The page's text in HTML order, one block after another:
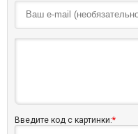
Введите код с картинки:*